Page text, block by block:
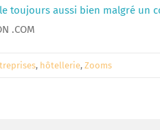
toujours aussi bien malgré un
.COM
, hôtellerie, Zooms